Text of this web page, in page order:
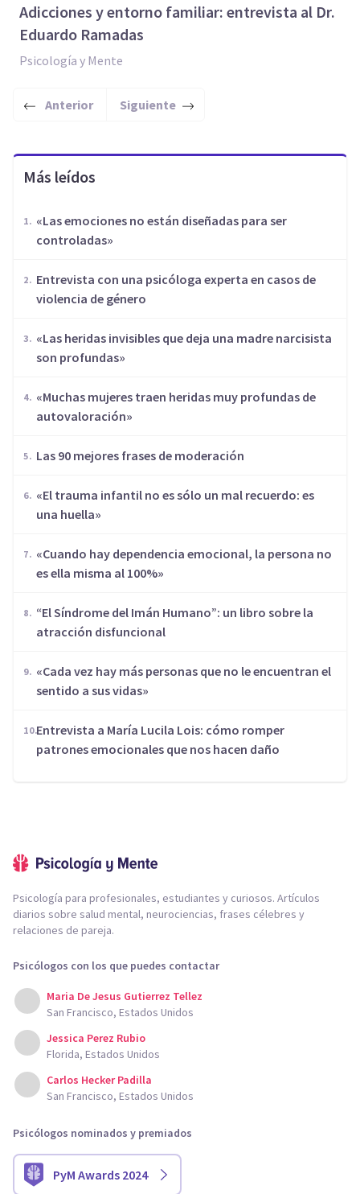
Adicciones y entorno familiar: entrevista al Dr.
Eduardo Ramadas
Psicología y Mente
Anterior Siguiente
Más leídos
«Las emociones no están diseñadas para ser
controladas»
Entrevista con una psicóloga experta en casos de
violencia de género
«Las heridas invisibles que deja una madre narcisista
son profundas»
«Muchas mujeres traen heridas muy profundas de
autovaloración»
Las 90 mejores frases de moderación
«El trauma infantil no es sólo un mal recuerdo: es
una huella»
«Cuando hay dependencia emocional, la persona no
es ella misma al 100%»
“El Síndrome del Imán Humano”: un libro sobre la
atracción disfuncional
«Cada vez hay más personas que no le encuentran el
sentido a sus vidas»
Entrevista a María Lucila Lois: cómo romper
patrones emocionales que nos hacen daño
Psicología para profesionales, estudiantes y curiosos. Artículos
diarios sobre salud mental, neurociencias, frases célebres y
relaciones de pareja.
Psicólogos con los que puedes contactar
Maria De Jesus Gutierrez Tellez
San Francisco, Estados Unidos
Jessica Perez Rubio
Florida, Estados Unidos
Carlos Hecker Padilla
San Francisco, Estados Unidos
Psicólogos nominados y premiados
PyM Awards 2024